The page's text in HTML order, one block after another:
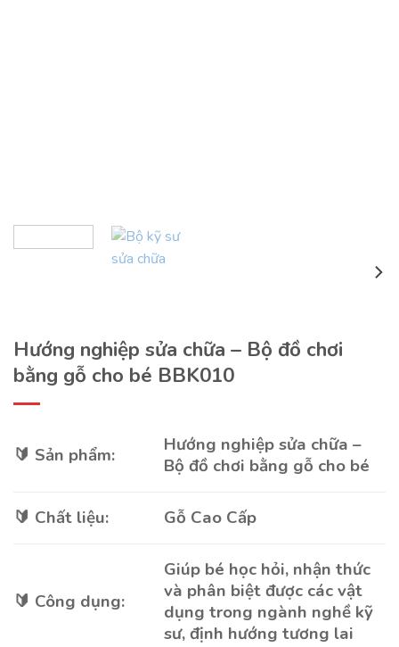
Hướng nghiệp sửa chữa – Bộ đồ chơi
bằng gỗ cho bé BBK010
🔰 Sản phẩm:
Hướng nghiệp sửa chữa –
Bộ đồ chơi bằng gỗ cho bé
🔰 Chất liệu: Gỗ Cao Cấp
🔰 Công dụng:
Giúp bé học hỏi, nhận thức
và phân biệt được các vật
dụng trong ngành nghề kỹ
sư, định hướng tương lai